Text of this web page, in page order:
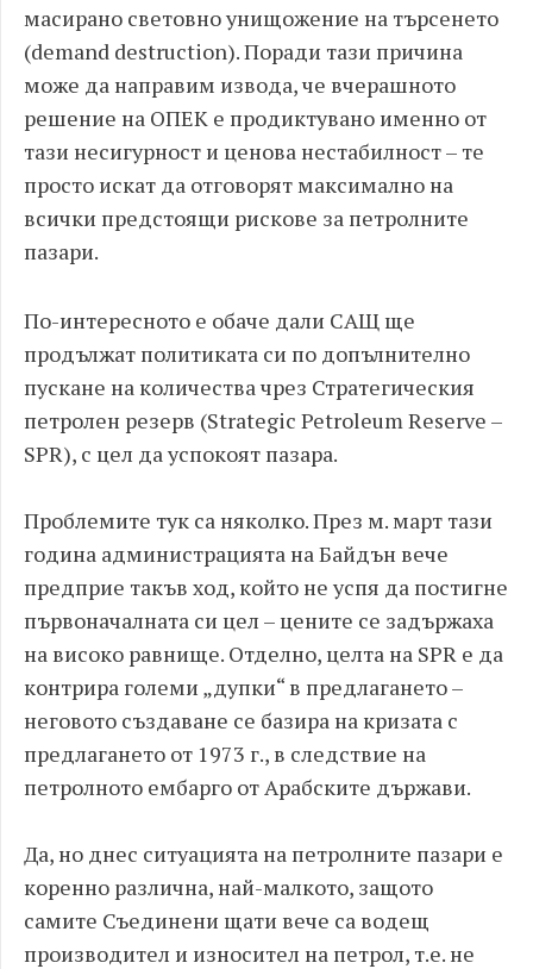
масирано световно унищожение на търсенето
(demand destruction). Поради тази причина
може да направим извода, че вчерашното
решение на ОПЕК е продиктувано именно от
тази несигурност и ценова нестабилност – те
просто искат да отговорят максимално на
всички предстоящи рискове за петролните
пазари.
По-интересното е обаче дали САЩ ще
продължат политиката си по допълнително
пускане на количества чрез Стратегическия
петролен резерв (Strategic Petroleum Reserve –
SPR), с цел да успокоят пазара.
Проблемите тук са няколко. През м. март тази
година администрацията на Байдън вече
предприе такъв ход, който не успя да постигне
първоначалната си цел – цените се задържаха
на високо равнище. Отделно, целта на SPR е да
контрира големи „дупки“ в предлагането –
неговото създаване се базира на кризата с
предлагането от 1973 г., в следствие на
петролното ембарго от Арабските държави.
Да, но днес ситуацията на петролните пазари е
коренно различна, най-малкото, защото
самите Съединени щати вече са водещ
производител и износител на петрол, т.е. не